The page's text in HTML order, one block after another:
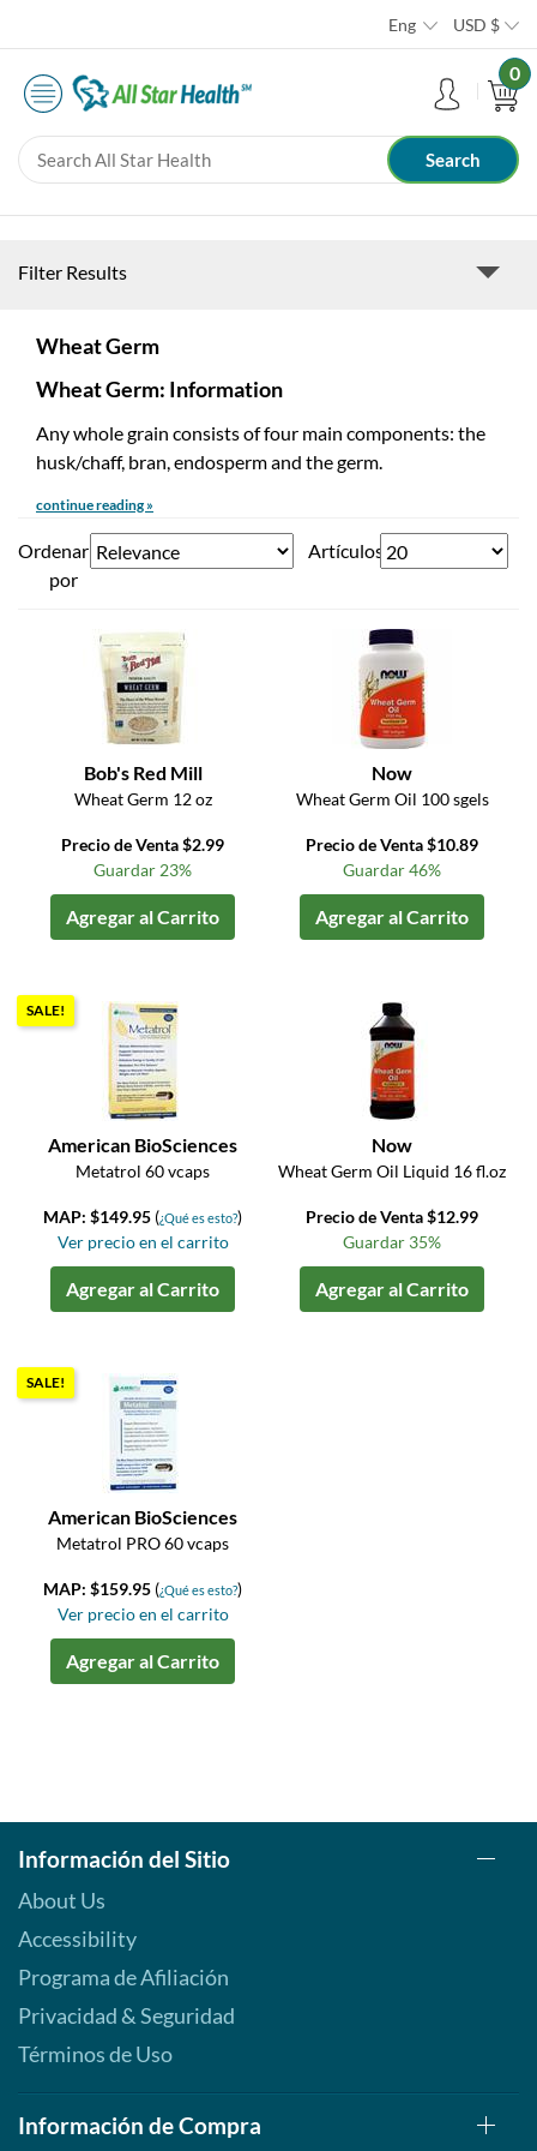
Eng USD $
0
Filter Results
Wheat Germ
Wheat Germ: Information
Any whole grain consists of four main components: the
husk/chaff, bran, endosperm and the germ.
continue reading »
Ordenar
por
Artículos
Bob's Red Mill
Wheat Germ 12 oz
Precio de Venta $2.99
Guardar 23%
Agregar al Carrito
Now
Wheat Germ Oil 100 sgels
Precio de Venta $10.89
Guardar 46%
Agregar al Carrito
SALE!
American BioSciences
Metatrol 60 vcaps
MAP: $149.95 (¿Qué es esto?)
Ver precio en el carrito
Agregar al Carrito
Now
Wheat Germ Oil Liquid 16 fl.oz
Precio de Venta $12.99
Guardar 35%
Agregar al Carrito
SALE!
American BioSciences
Metatrol PRO 60 vcaps
MAP: $159.95 (¿Qué es esto?)
Ver precio en el carrito
Agregar al Carrito
Información del Sitio
About Us
Accessibility
Programa de Afiliación
Privacidad & Seguridad
Términos de Uso
Información de Compra